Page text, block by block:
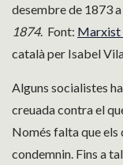
desembre de 1873 a
1874. Font: Marxist‌
català per Isabel
Alguns socialistes
creuada contra el
Només falta que els
condemnin. Fins a